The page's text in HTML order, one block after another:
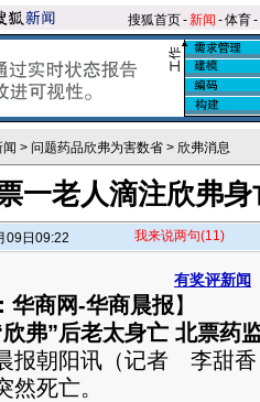
搜狐首页-新闻 -体育-
闻 > 问题药品欣弗为害数省 > 欣弗消息
一老人滴注欣弗
09日09:22 我来说两句(11)
有奖评新闻
华商网-华商晨报】
”后老太身亡 北票药
朝阳讯（记者 李甜香
然死亡。